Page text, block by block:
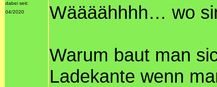
dabei seit:
04/2020
Wäääähhhh… wo
Warum baut man
Ladekante wenn